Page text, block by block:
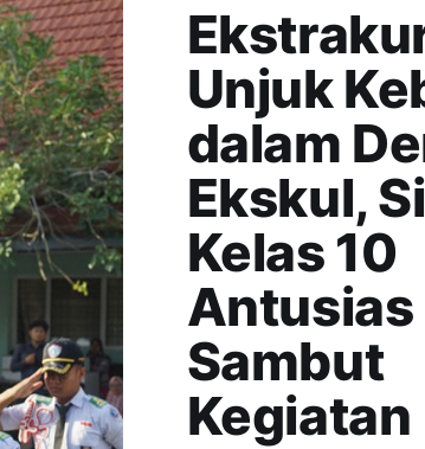
Unjuk
dalam
Ekskul,
Kelas 10
Antusias
Sambut
Kegiatan